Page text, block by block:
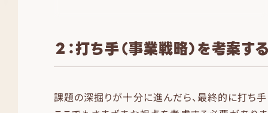
２：打ち手（事業戦略）を考案す
課題の深掘りが十分に進んだら、最終的に打ち